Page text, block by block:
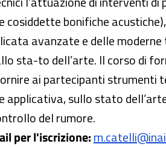
cosiddette bonifiche
avanzate e delle
sta-to dell’arte. Il corso di
ai partecipanti strumenti
applicativa, sullo stato
del rumore.
per l'iscrizione: